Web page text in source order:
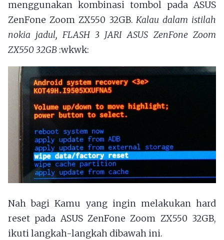
menggunakan kombinasi tombol pada ASUS
ZenFone Zoom ZX550 32GB.Kalau dalam istilah
nokia jadul, FLASH 3 JARI ASUS ZenFone Zoom
ZX550 32GB :wkwk:
Nah bagi Kamu yang ingin melakukan hard
reset pada ASUS ZenFone Zoom ZX550 32GB,
ikuti langkah-langkah dibawah ini.